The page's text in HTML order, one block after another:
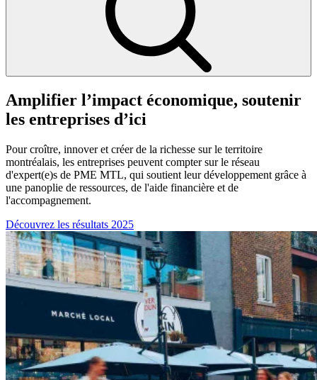
Amplifier l’impact économique, soutenir
les entreprises d’ici
Pour croître, innover et créer de la richesse sur le territoire
montréalais, les entreprises peuvent compter sur le réseau
d'expert(e)s de PME MTL, qui soutient leur développement grâce à
une panoplie de ressources, de l'aide financière et de
l'accompagnement.
Découvrez les résultats 2025